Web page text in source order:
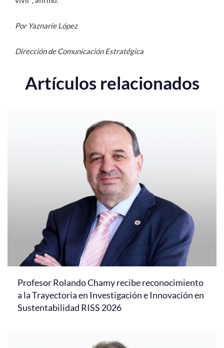
Por Yaznarie López
Dirección de Comunicación Estratégica
Artículos relacionados
Profesor Rolando Chamy recibe reconocimiento
a la Trayectoria en Investigación e Innovación en
Sustentabilidad RISS 2026